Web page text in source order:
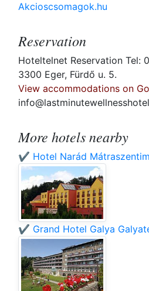
Akcioscsomagok.hu
Reservation
Hoteltelnet Reservation Tel:
3300 Eger, Fürdő u. 5.
View accommodations on
More hotels nearby
✔️ Hotel Narád
✔️ Grand Hotel Galya